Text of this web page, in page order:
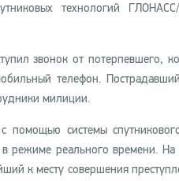
технологий
звонок от потерпевшего,
телефон.
милиции.
системы
режиме реального времени. На
к месту совершения